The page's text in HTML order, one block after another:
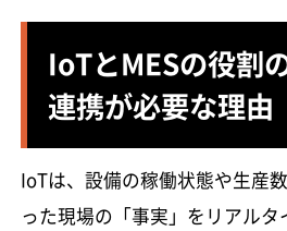
IoTとMESの役割
連携が必要な理由
IoTは、設備の稼働状態や生産
った現場の「事実」をリアル